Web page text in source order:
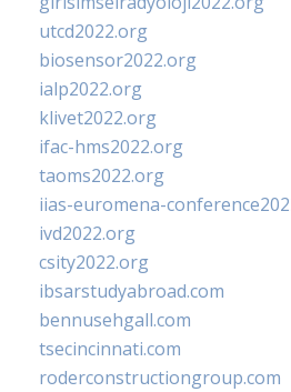
utcd2022.org
biosensor2022.org
ialp2022.org
klivet2022.org
ifac-hms2022.org
taoms2022.org
iias-euromena-
ivd2022.org
csity2022.org
ibsarstudyabroad.com
bennusehgall.com
tsecincinnati.com
roderconstructiongroup.com